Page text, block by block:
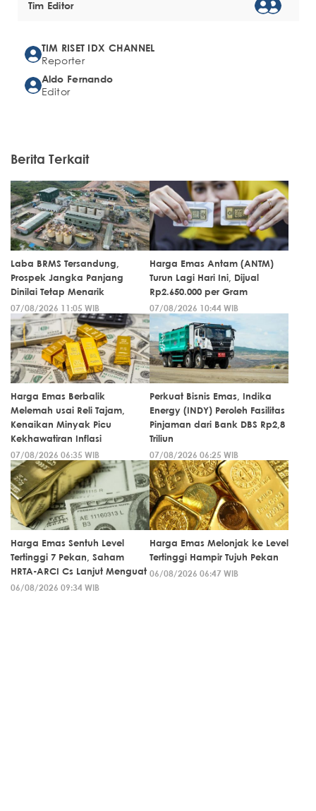
Tim Editor
TIM RISET IDX CHANNEL
Reporter
Aldo Fernando
Editor
Berita Terkait
Laba BRMS Tersandung,
Prospek Jangka Panjang
Dinilai Tetap Menarik
07/08/2026 11:05 WIB
Harga Emas Antam (ANTM)
Turun Lagi Hari Ini, Dijual
Rp2.650.000 per Gram
07/08/2026 10:44 WIB
Harga Emas Berbalik
Melemah usai Reli Tajam,
Kenaikan Minyak Picu
Kekhawatiran Inflasi
07/08/2026 06:35 WIB
Perkuat Bisnis Emas, Indika
Energy (INDY) Peroleh Fasilitas
Pinjaman dari Bank DBS Rp2,8
Triliun
07/08/2026 06:25 WIB
Harga Emas Sentuh Level
Tertinggi 7 Pekan, Saham
HRTA-ARCI Cs Lanjut Menguat
06/08/2026 09:34 WIB
Harga Emas Melonjak ke Level
Tertinggi Hampir Tujuh Pekan
06/08/2026 06:47 WIB